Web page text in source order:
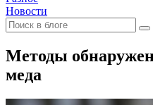
Новости
Методы
меда